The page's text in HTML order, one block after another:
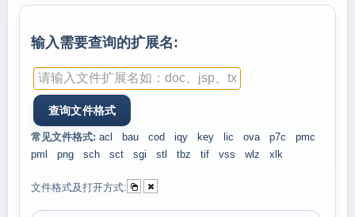
输入需要查询的扩展名:
常见文件格式: acl bau cod iqy key lic ova p7c
pmc
pml
png sch sct sgi stl tbz tif vss wlz xlk
文件格式及打开方式: